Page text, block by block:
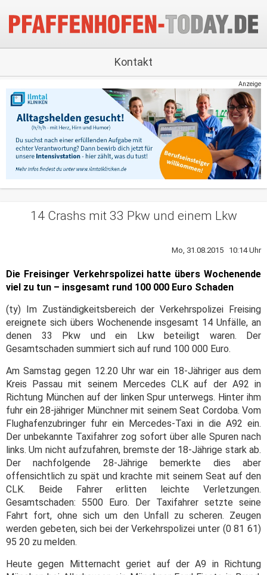
Kontakt
Anzeige
14 Crashs mit 33 Pkw und einem Lkw
Mo, 31.08.2015 10:14 Uhr
Die Freisinger Verkehrspolizei hatte übers Wochenende
viel zu tun – insgesamt rund 100 000 Euro Schaden
(ty) Im Zuständigkeitsbereich der Verkehrspolizei Freising
ereignete sich übers Wochenende insgesamt 14 Unfälle, an
denen 33 Pkw und ein Lkw beteiligt waren. Der
Gesamtschaden summiert sich auf rund 100 000 Euro.
Am Samstag gegen 12.20 Uhr war ein 18-Jähriger aus dem
Kreis Passau mit seinem Mercedes CLK auf der A92 in
Richtung München auf der linken Spur unterwegs. Hinter ihm
fuhr ein 28-jähriger Münchner mit seinem Seat Cordoba. Vom
Flughafenzubringer fuhr ein Mercedes-Taxi in die A92 ein.
Der unbekannte Taxifahrer zog sofort über alle Spuren nach
links. Um nicht aufzufahren, bremste der 18-Jährige stark ab.
Der nachfolgende 28-Jährige bemerkte dies aber
offensichtlich zu spät und krachte mit seinem Seat auf den
CLK. Beide Fahrer erlitten leichte Verletzungen.
Gesamtschaden: 5500 Euro. Der Taxifahrer setzte seine
Fahrt fort, ohne sich um den Unfall zu scheren. Zeugen
werden gebeten, sich bei der Verkehrspolizei unter (0 81 61)
95 20 zu melden.
Heute gegen Mitternacht geriet auf der A9 in Richtung